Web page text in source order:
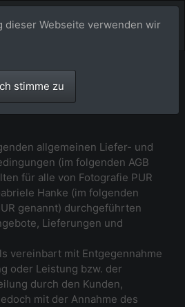
von
allgemeinen Liefer- und
(im folgenden AGB
für alle von Fotografie PUR
Hanke (im folgenden
genannt) durchgeführten
Lieferungen und
vereinbart mit Entgegennahme
oder Leistung bzw. der
durch den Kunden,
mit der Annahme des
dieser Webseite verwenden wir
stimme zu